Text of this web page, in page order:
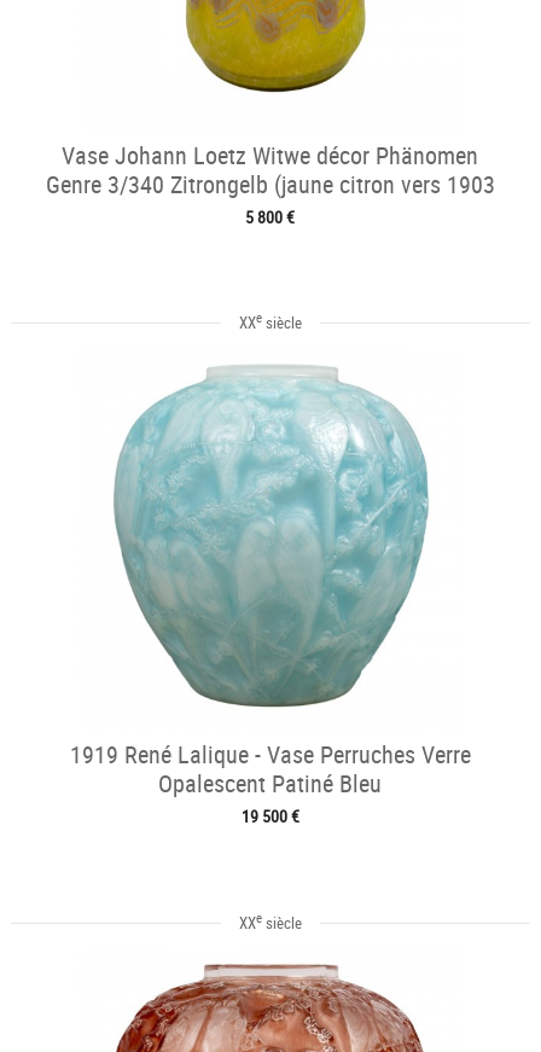
Vase Johann Loetz Witwe décor Phänomen
Genre 3/340 Zitrongelb (jaune citron vers 1903
5 800 €
XXesiècle
1919 René Lalique - Vase Perruches Verre
Opalescent Patiné Bleu
19 500 €
XXesiècle